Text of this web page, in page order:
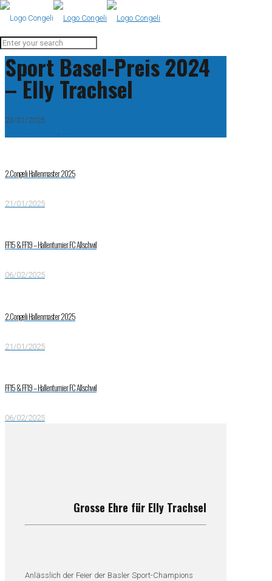
Sport Basel-Preis 2024
– Elly Trachsel
23/01/2025
,
2.Congeli Hallenmaster 2025
21/01/2025
FF15 & FF19 – Hallenturnier FC Allschwil
06/02/2025
2.Congeli Hallenmaster 2025
21/01/2025
FF15 & FF19 – Hallenturnier FC Allschwil
06/02/2025
Grosse Ehre für Elly Trachsel
Anlässlich der Feier der Basler Sport-Champions